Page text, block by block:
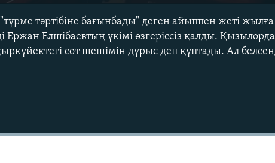
тәртібіне бағынбады" деген айыппен жеті жылға
Ержан Елшібаевтың үкімі өзгеріссіз қалды.
сот шешімін дұрыс деп құптады. Ал